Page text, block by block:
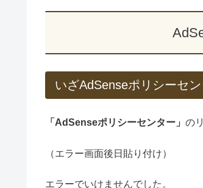
いざAdSenseポリシーセン
「AdSenseポリシーセンター」 の
（エラー画面後日貼り付け）
エラーでいけませんでした。